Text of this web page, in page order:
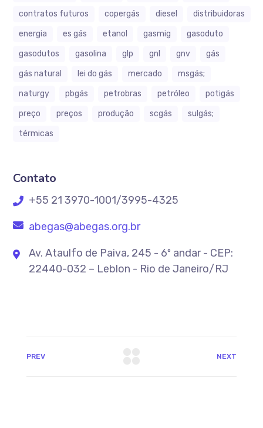
contratos futuros
copergás diesel
distribuidoras
energia
es gás etanol gasmig
gasoduto
gasodutos
gasolina glp gnl gnv
gás
gás natural
lei do gás mercado
msgás;
naturgy
pbgás petrobras petróleo
potigás
preço
preços produção scgás
sulgás;
térmicas
Contato
+55 21 3970-1001/3995-4325
abegas@abegas.org.br
Av. Ataulfo de Paiva, 245 - 6º andar - CEP:
22440-032 – Leblon - Rio de Janeiro/RJ
PREV NEXT